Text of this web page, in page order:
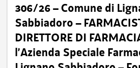
306/26 – Comune di
Sabbiadoro –
DIRETTORE DI
l’Azienda Speciale